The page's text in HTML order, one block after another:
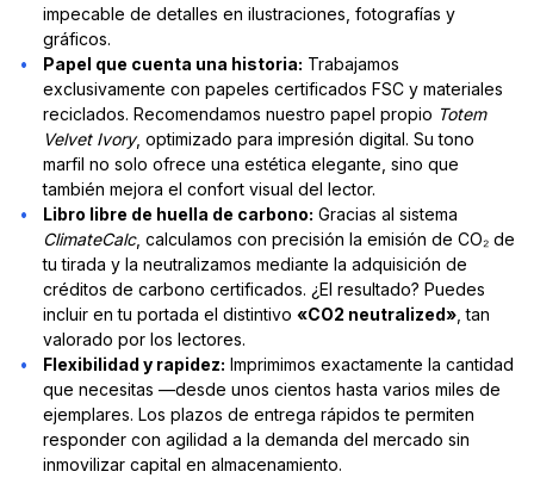
impecable de detalles en ilustraciones, fotografías y
gráficos.
Papel que cuenta una historia: Trabajamos
exclusivamente con papeles certificados FSC y materiales
reciclados. Recomendamos nuestro papel propio Totem
Velvet Ivory, optimizado para impresión digital. Su tono
marfil no solo ofrece una estética elegante, sino que
también mejora el confort visual del lector.
Libro libre de huella de carbono: Gracias al sistema
ClimateCalc, calculamos con precisión la emisión de CO₂ de
tu tirada y la neutralizamos mediante la adquisición de
créditos de carbono certificados. ¿El resultado? Puedes
incluir en tu portada el distintivo «CO2 neutralized» , tan
valorado por los lectores.
Flexibilidad y rapidez: Imprimimos exactamente la cantidad
que necesitas —desde unos cientos hasta varios miles de
ejemplares. Los plazos de entrega rápidos te permiten
responder con agilidad a la demanda del mercado sin
inmovilizar capital en almacenamiento.